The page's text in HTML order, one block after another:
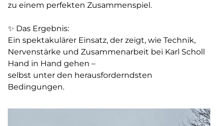
zu einem perfekten Zusammenspiel.
✨ Das Ergebnis:
Ein spektakulärer Einsatz, der zeigt, wie Technik,
Nervenstärke und Zusammenarbeit bei Karl Scholl
Hand in Hand gehen –
selbst unter den herausforderndsten
Bedingungen.